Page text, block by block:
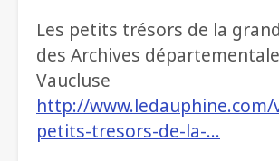
Les petits trésors de la
des Archives
Vaucluse
http://
petits-tresors-de-la-…